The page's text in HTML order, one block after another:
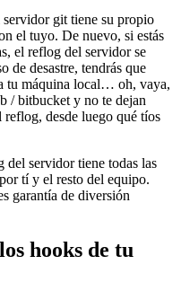
git tiene su propio
el tuyo. De nuevo, si estás
el reflog del servidor se
de desastre, tendrás que
tu máquina local… oh, vaya,
/ bitbucket y no te dejan
reflog, desde luego qué tíos
del servidor tiene todas las
tí y el resto del equipo.
garantía de diversión
hooks de tu